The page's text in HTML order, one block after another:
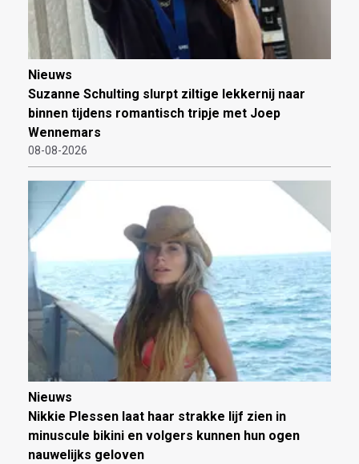
Nieuws
Suzanne Schulting slurpt ziltige lekkernij naar
binnen tijdens romantisch tripje met Joep
Wennemars
08-08-2026
Nieuws
Nikkie Plessen laat haar strakke lijf zien in
minuscule bikini en volgers kunnen hun ogen
nauwelijks geloven